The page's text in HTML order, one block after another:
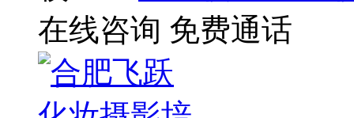
在线咨询 免费通话